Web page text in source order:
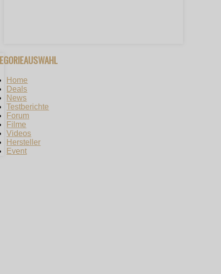
Home
Deals
News
Testberichte
Forum
Filme
Videos
Hersteller
Event